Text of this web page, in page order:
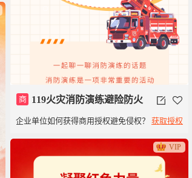
商 119火灾消防演练避险防火
企业单位如何获得商用授权避免侵权？ 获取授权
VIP